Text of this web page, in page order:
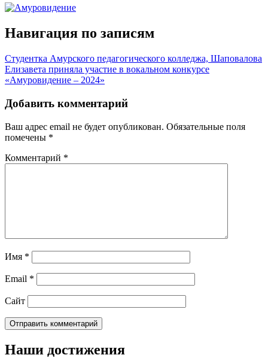
Навигация по записям
Студентка Амурского педагогического колледжа, Шаповалова
Елизавета приняла участие в вокальном конкурсе
«Амуровидение – 2024»
Добавить комментарий
Ваш адрес email не будет опубликован. Обязательные поля
помечены *
Комментарий *
Имя *
Email *
Сайт
Наши достижения